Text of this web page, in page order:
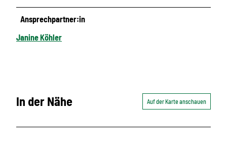
Ansprechpartner:in
Janine Köhler
In der Nähe Auf der Karte anschauen